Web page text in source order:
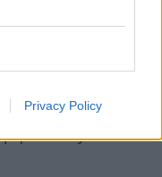
Privacy Policy
αν η πρώτη
σταλεί στις
το cyclades24.